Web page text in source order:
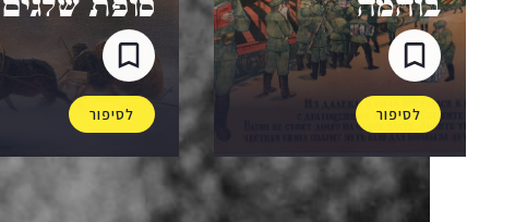
לסיפור לסיפור